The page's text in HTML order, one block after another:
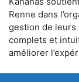
Renne dans
gestion de leurs
complets et
améliorer